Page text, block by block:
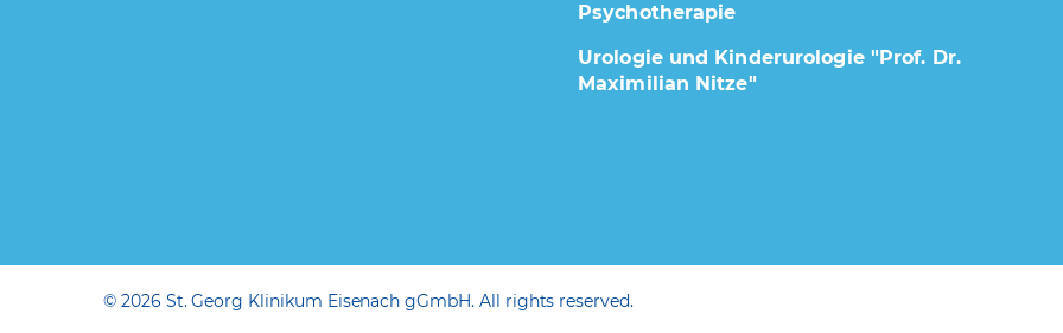
Psychotherapie
Urologie und Kinderurologie "Prof. Dr.
Maximilian Nitze"
© 2026 St. Georg Klinikum Eisenach gGmbH. All rights reserved.